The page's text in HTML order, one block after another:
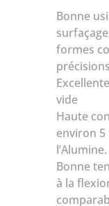
Bonne
formes
précisions
vide
Haute
environ
l’Alumine.
Bonne
à la